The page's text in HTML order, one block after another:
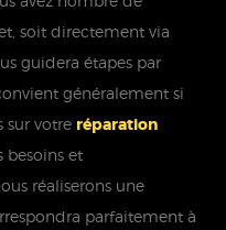
soit directement via
guidera étapes par
généralement si
sur votre réparation
besoins et
réaliserons une
parfaitement à